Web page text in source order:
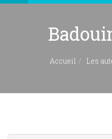
Accueil Les